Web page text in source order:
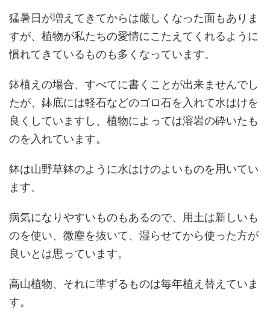
猛暑日が増えてきてからは厳しくなった面もありま
すが、植物が私たちの愛情にこたえてくれるように
慣れてきているものも多くなっています。
鉢植えの場合、すべてに書くことが出来ませんでし
たが、鉢底には軽石などのゴロ石を入れて水はけを
良くしていますし、植物によっては溶岩の砕いたも
のを入れています。
鉢は山野草鉢のように水はけのよいものを用いてい
ます。
病気になりやすいものもあるので、用土は新しいも
のを使い、微塵を抜いて、湿らせてから使った方が
良いとは思っています。
高山植物、それに準ずるものは毎年植え替えていま
す。